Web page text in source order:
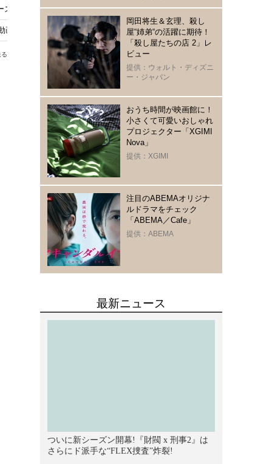
「フォーハンズ ～2人のソナタ～」ティザー解禁
画の総再生数が2800万回突破 Netflixでも反響
岡田将生＆玄理、殺し
屋“姉弟“の活躍に期待！
「殺し屋たちの店 2」レ
ビュー
提供：ウォルト・ディズニ
ー・ジャパン
おうち時間が映画館に！
小さくて可愛いおしゃれ
プロジェクター「XGIMI
Nova」
提供：XGIMI
注目のABEMAオリジナ
ルドラマをチェック
「ABEMA／Cafe」
提供：ABEMA